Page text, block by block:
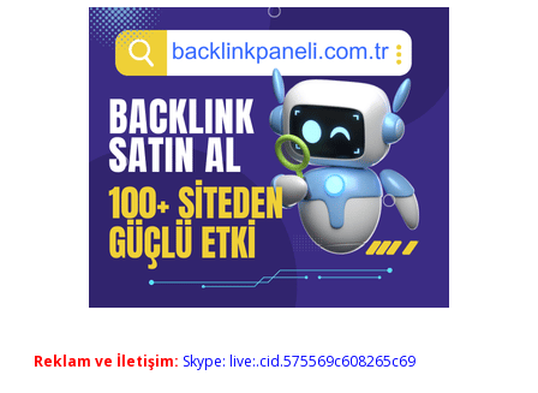
Reklam ve İletişim: Skype: live:.cid.575569c608265c69